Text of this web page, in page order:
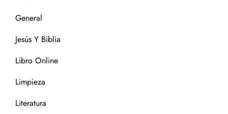
General
Jesús Y Biblia
Libro Online
Limpieza
Literatura